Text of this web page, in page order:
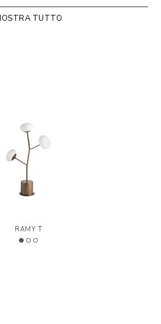
elettrici in tessuto nero.
by Riflessi Lab
TUTTO
RAMY T